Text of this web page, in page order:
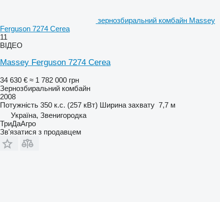
зернозбиральний комбайн Massey
Ferguson 7274 Cerea
11
ВІДЕО
Massey Ferguson 7274 Cerea
34 630 € ≈ 1 782 000 грн
Зернозбиральний комбайн
2008
Потужність 350 к.с. (257 кВт) Ширина захвату 7,7 м
Україна, Звенигородка
ТриДаАгро
Зв'язатися з продавцем